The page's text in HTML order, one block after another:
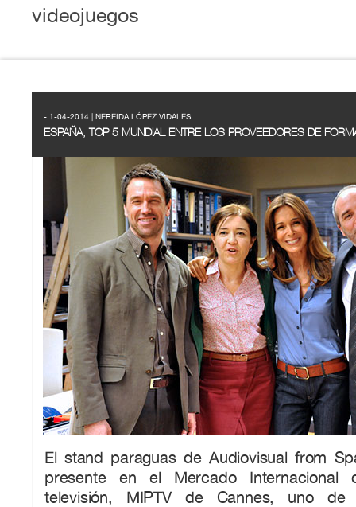
videojuegos
- 1-04-2014 | NEREIDA LÓPEZ VIDALES
ESPAÑA, TOP 5 MUNDIAL ENTRE LOS PROVEEDORES DE
El stand paraguas de Audiovisual from
presente en el Mercado Internacional
televisión, MIPTV de Cannes, uno